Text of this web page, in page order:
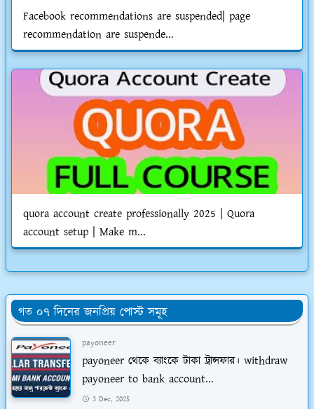
Facebook recommendations are suspended| page
recommendation are suspende...
quora account create professionally 2025 | Quora
account setup | Make m...
গত ০৭ দিনের জনপ্রিয় পোস্ট সমূহ
payoneer
payoneer থেকে ব্যাংকে টাকা ট্রান্সফার। withdraw
payoneer to bank account...
3 Dec, 2025